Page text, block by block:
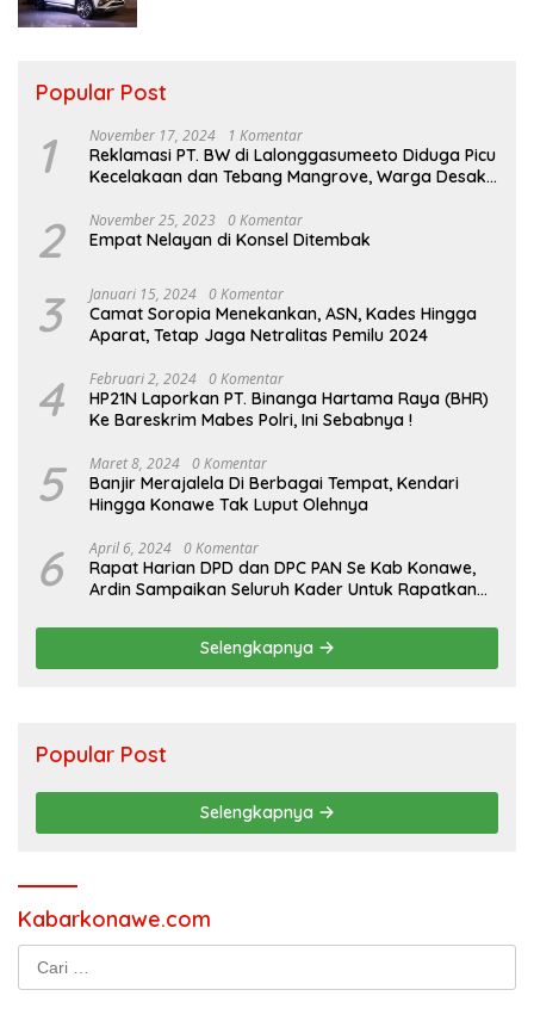
Popular Post
1 November 17, 2024 1 Komentar
Reklamasi PT. BW di Lalonggasumeeto Diduga Picu
Kecelakaan dan Tebang Mangrove, Warga Desak
2 November 25, 2023 0 Komentar
Empat Nelayan di Konsel Ditembak
3 Januari 15, 2024 0 Komentar
Camat Soropia Menekankan, ASN, Kades Hingga
Aparat, Tetap Jaga Netralitas Pemilu 2024
4 Februari 2, 2024 0 Komentar
HP21N Laporkan PT. Binanga Hartama Raya (BHR)
Ke Bareskrim Mabes Polri, Ini Sebabnya !
5 Maret 8, 2024 0 Komentar
Banjir Merajalela Di Berbagai Tempat, Kendari
Hingga Konawe Tak Luput Olehnya
6 April 6, 2024 0 Komentar
Rapat Harian DPD dan DPC PAN Se Kab Konawe,
Ardin Sampaikan Seluruh Kader Untuk Rapatkan
Selengkapnya
Popular Post
Selengkapnya
Kabarkonawe.com
Cari
untuk: